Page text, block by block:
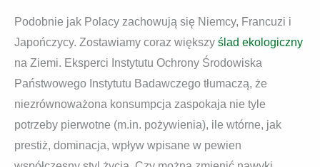
Podobnie jak Polacy zachowują się Niemcy, Francuzi i
Japończycy. Zostawiamy coraz większy ślad ekologiczny
na Ziemi. Eksperci Instytutu Ochrony Środowiska
Państwowego Instytutu Badawczego tłumaczą, że
niezrównoważona konsumpcja zaspokaja nie tyle
potrzeby pierwotne (m.in. pożywienia), ile wtórne, jak
prestiż, dominacja, wpływ wpisane w pewien